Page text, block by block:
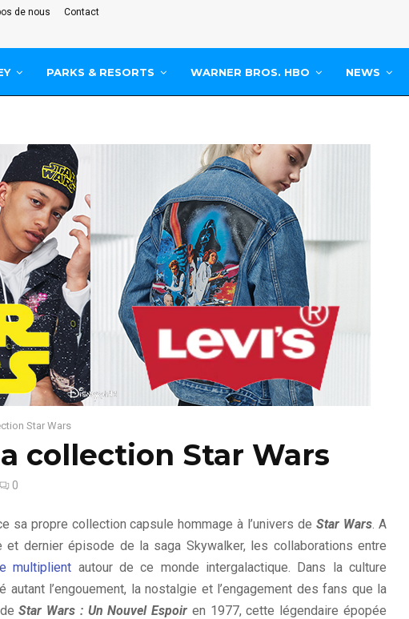
de nous Contact
PARKS & RESORTS WARNER BROS. HBO NEWS
Star Wars
collection Star Wars
0
sa propre collection capsule hommage à l’univers deStar Wars. A
et dernier épisode de la saga Skywalker, les collaborations entre
multiplient autour de ce monde intergalactique. Dans la culture
l’engouement, la nostalgie et l’engagement des fans que la
deStar Wars : Un Nouvel Espoir en 1977, cette légendaire épopée